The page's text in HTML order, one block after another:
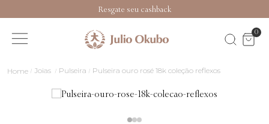
Resgate seu cashback
0
Joias Pulseira Pulseira ouro rosé 18k coleção reflexos